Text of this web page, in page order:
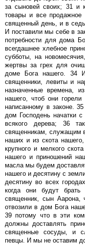
за сыновей своих; 31 и
товары и все
священный день, и в
И поставили мы себе в
потребности для дома
всегдашнее хлебное
субботы, на
жертвы за грех для
доме Бога нашего. 34
священники, левиты и
назначенные времена,
нашего, чтоб они
написанному в законе. 35
дом Господень начатки
всякого дерева; 36
священникам, служащим
наших и из скота
крупного и мелкого
нашего и приношений
масла мы будем
нашего и десятину с
десятину во всех
когда они будут брать
священник, сын Аарона,
отвозили в дом Бога
39 потому что в эти
должны доставлять
священные сосуды, и
певцы. И мы не оставим